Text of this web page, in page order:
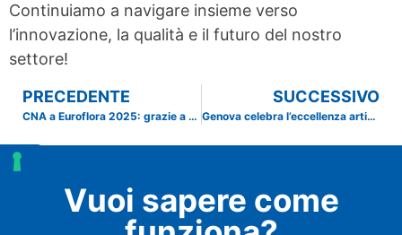
Continuiamo a navigare insieme verso
l’innovazione, la qualità e il futuro del nostro
settore!
PRECEDENTE
CNA a Euroflora 2025: grazie a tutti!
SUCCESSIVO
Genova celebra l’eccellenza artigiana: torna “Cucina Liguria” al Porto Antico
Vuoi sapere come